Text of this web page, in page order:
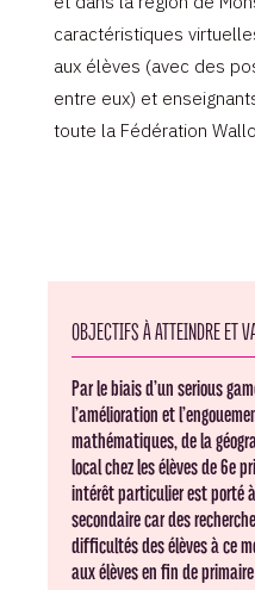
caractéristiques
aux élèves (avec des
entre eux) et
toute la Fédération
OBJECTIFS À ATTEINDRE ET
Par le biais d’un serious
l’amélioration et
mathématiques, de la
local chez les élèves de 6e
intérêt particulier est porté
secondaire car des
difficultés des élèves à ce
aux élèves en fin de